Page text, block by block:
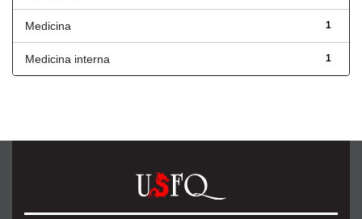
1
Medicina
1
Medicina interna